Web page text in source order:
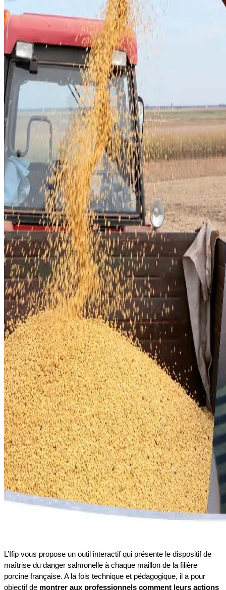
L’Ifip vous propose un outil interactif qui présente le dispositif de
maîtrise du danger salmonelle à chaque maillon de la filière
porcine française. A la fois technique et pédagogique, il a pour
objectif de montrer aux professionnels comment leurs actions